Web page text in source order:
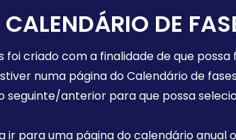
DE
foi criado com a finalidade de que
numa página do Calendário de
anterior para que possa
ir para uma página do calendário anual